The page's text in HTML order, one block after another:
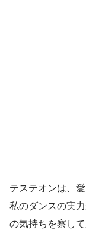
テステオンは、
私のダンスの実
の気持ちを察し